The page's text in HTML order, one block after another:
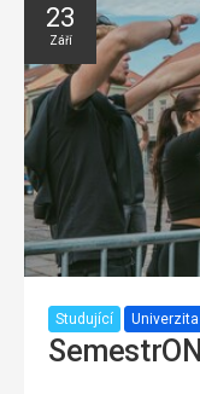
23
Září
Studující Univerzita